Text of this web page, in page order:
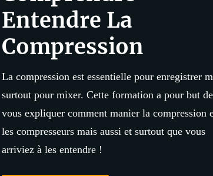
Entendre La
Compression
La compression est essentielle pour enregistrer
surtout pour mixer. Cette formation a pour but de
vous expliquer comment manier la compression
les compresseurs mais aussi et surtout que vous
arriviez à les entendre !